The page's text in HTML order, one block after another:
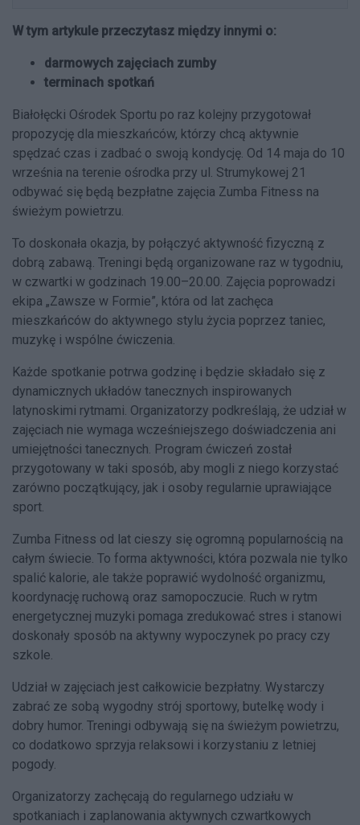
W tym artykule przeczytasz między innymi o:
darmowych zajęciach zumby
terminach spotkań
Białołęcki Ośrodek Sportu po raz kolejny przygotował
propozycję dla mieszkańców, którzy chcą aktywnie
spędzać czas i zadbać o swoją kondycję. Od 14 maja do 10
września na terenie ośrodka przy ul. Strumykowej 21
odbywać się będą bezpłatne zajęcia Zumba Fitness na
świeżym powietrzu.
To doskonała okazja, by połączyć aktywność fizyczną z
dobrą zabawą. Treningi będą organizowane raz w tygodniu,
w czwartki w godzinach 19.00–20.00. Zajęcia poprowadzi
ekipa „Zawsze w Formie”, która od lat zachęca
mieszkańców do aktywnego stylu życia poprzez taniec,
muzykę i wspólne ćwiczenia.
Każde spotkanie potrwa godzinę i będzie składało się z
dynamicznych układów tanecznych inspirowanych
latynoskimi rytmami. Organizatorzy podkreślają, że udział w
zajęciach nie wymaga wcześniejszego doświadczenia ani
umiejętności tanecznych. Program ćwiczeń został
przygotowany w taki sposób, aby mogli z niego korzystać
zarówno początkujący, jak i osoby regularnie uprawiające
sport.
Zumba Fitness od lat cieszy się ogromną popularnością na
całym świecie. To forma aktywności, która pozwala nie tylko
spalić kalorie, ale także poprawić wydolność organizmu,
koordynację ruchową oraz samopoczucie. Ruch w rytm
energetycznej muzyki pomaga zredukować stres i stanowi
doskonały sposób na aktywny wypoczynek po pracy czy
szkole.
Udział w zajęciach jest całkowicie bezpłatny. Wystarczy
zabrać ze sobą wygodny strój sportowy, butelkę wody i
dobry humor. Treningi odbywają się na świeżym powietrzu,
co dodatkowo sprzyja relaksowi i korzystaniu z letniej
pogody.
Organizatorzy zachęcają do regularnego udziału w
spotkaniach i zaplanowania aktywnych czwartkowych